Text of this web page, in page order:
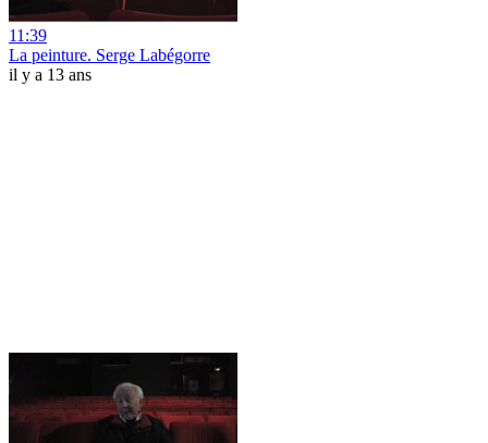
11:39
La peinture. Serge Labégorre
il y a 13 ans